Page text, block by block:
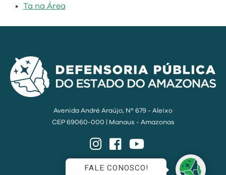
Ta na Área
Avenida André Araújo, Nº 679 - Aleixo
CEP 69060-000 | Manaus - Amazonas
InstagramFacebook
FALE CONOSCO!